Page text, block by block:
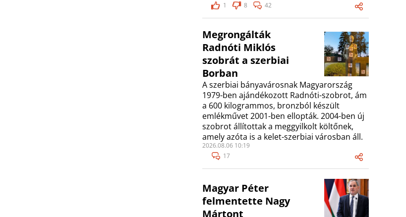
1
8 42
Megrongálták
Radnóti Miklós
szobrát a szerbiai
Borban
A szerbiai bányavárosnak Magyarország
1979-ben ajándékozott Radnóti-szobrot, ám
a 600 kilogrammos, bronzból készült
emlékművet 2001-ben ellopták. 2004-ben új
szobrot állítottak a meggyilkolt költőnek,
amely azóta is a kelet-szerbiai városban áll.
2026.08.06 10:19
17
Magyar Péter
felmentette Nagy
Mártont